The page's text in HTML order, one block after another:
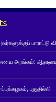
பாராட்டு
அரங்கம்:
புதுதில்லி